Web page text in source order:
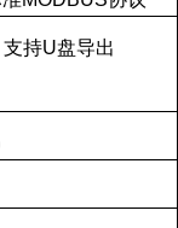
持U盘导出